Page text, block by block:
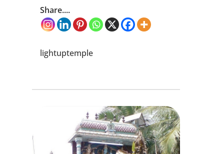
Share....
lightuptemple